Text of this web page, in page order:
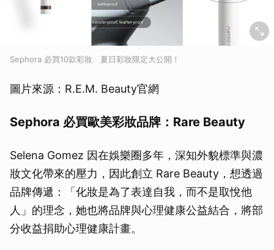
Sephora 必買10款彩妝 夏日彩妝限定大公開！
圖片來源：R.E.M. Beauty官網
Sephora 必買歐美彩妝品牌：Rare Beauty
Selena Gomez 因在娛樂圈多年，深知外貌標準與濃
妝文化帶來的壓力，因此創立 Rare Beauty，想透過
品牌傳遞：「化妝是為了表達自我，而不是取悅他
人」的理念，她也將品牌與心理健康公益結合，將部
分收益捐助心理健康計畫。